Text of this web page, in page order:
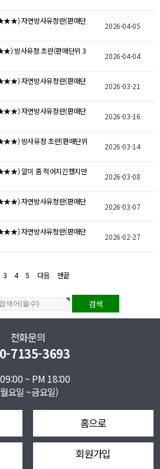
자연방사유정란(판매단
2026-04-05
방사유정 초란(판매단위 3
2026-04-04
자연방사유정란(판매단
2026-03-21
자연방사유정란(판매단
2026-03-16
방사유정 초란(판매단위
2026-03-14
알이 좀 적어지긴했지만
2026-03-08
자연방사유정란(판매단
2026-03-07
자연방사유정란(판매단
2026-02-27
3 4 5 다음 맨끝
전화문의
7135-3693
~ PM 18:00
요일 ~금요일)
홈으로
회원가입